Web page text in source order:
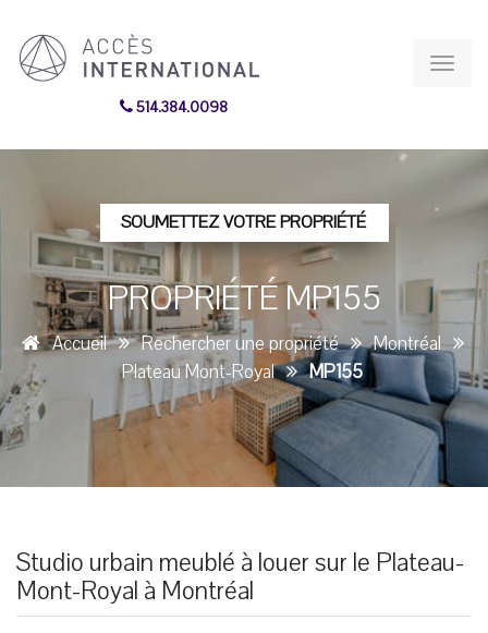
514.384.0098
SOUMETTEZ VOTRE PROPRIÉTÉ
PROPRIÉTÉ MP155
Accueil Rechercher une propriété
Montréal
Plateau Mont-Royal
MP155
Studio urbain meublé à louer sur le Plateau-
Mont-Royal à Montréal